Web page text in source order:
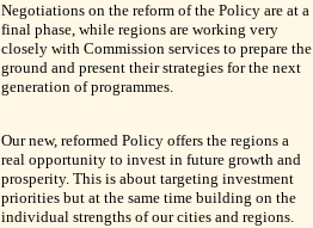
Negotiations on the reform of the Policy are at a
final phase, while regions are working very
closely with Commission services to prepare the
ground and present their strategies for the next
generation of programmes.
Our new, reformed Policy offers the regions a
real opportunity to invest in future growth and
prosperity. This is about targeting investment
priorities but at the same time building on the
individual strengths of our cities and regions.